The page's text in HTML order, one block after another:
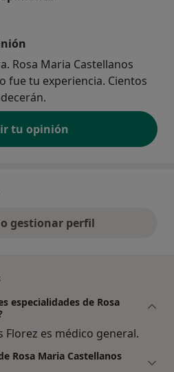
Rosa Maria Castellanos
fue tu experiencia. Cientos
tu opinión
gestionar perfil
especialidades de Rosa
Florez es médico general.
Rosa Maria Castellanos